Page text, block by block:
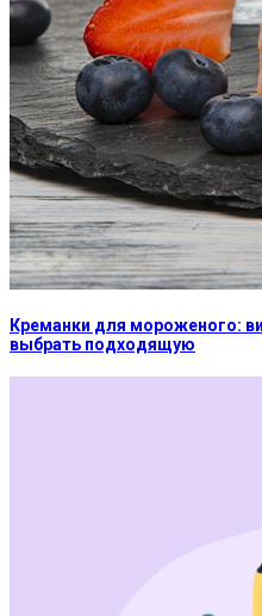
Креманки для мороженого:
выбрать подходящую